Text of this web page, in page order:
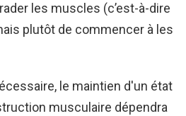
les muscles (c’est-à-dire
plutôt de commencer à les
le maintien d'un état
musculaire dépendra